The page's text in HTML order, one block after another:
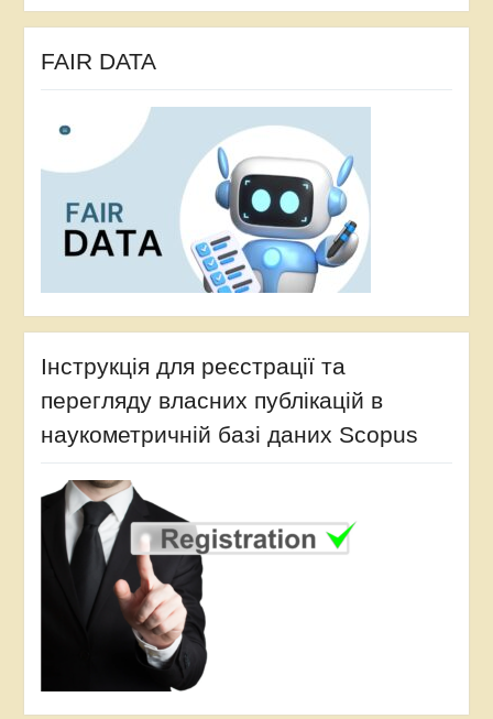
FAIR DATA
Інструкція для реєстрації та
перегляду власних публікацій в
наукометричній базі даних Scopus